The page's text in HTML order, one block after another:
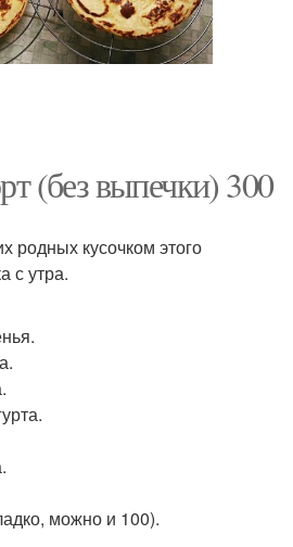
(без выпечки) 300
родных кусочком этого
с утра.
можно и 100).